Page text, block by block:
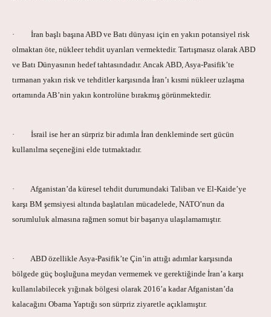
· İran başlı başına ABD ve Batı dünyası için en yakın potansiyel risk
olmaktan öte, nükleer tehdit uyarıları vermektedir. Tartışmasız olarak ABD
ve Batı Dünyasının hedef tahtasındadır. Ancak ABD, Asya-Pasifik’te
tırmanan yakın risk ve tehditler karşısında İran’ı kısmi nükleer uzlaşma
ortamında AB’nin yakın kontrolüne bırakmış görünmektedir.
· İsrail ise her an sürpriz bir adımla İran denkleminde sert gücün
kullanılma seçeneğini elde tutmaktadır.
· Afganistan’da küresel tehdit durumundaki Taliban ve El-Kaide’ye
karşı BM şemsiyesi altında başlatılan mücadelede, NATO’nun da
sorumluluk almasına rağmen somut bir başarıya ulaşılamamıştır.
· ABD özellikle Asya-Pasifik’te Çin’in attığı adımlar karşısında
bölgede güç boşluğuna meydan vermemek ve gerektiğinde İran’a karşı
kullanılabilecek yığınak bölgesi olarak 2016’a kadar Afganistan’da
kalacağını Obama Yaptığı son sürpriz ziyaretle açıklamıştır.